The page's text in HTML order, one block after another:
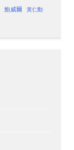
鮑威爾 黃仁勳